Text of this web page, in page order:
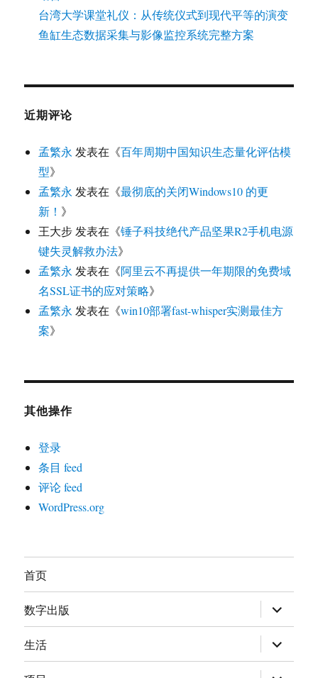
台湾大学课堂礼仪：从传统仪式到现代平等的演变
鱼缸生态数据采集与影像监控系统完整方案
近期评论
孟繁永 发表在《百年周期中国知识生态量化评估模
型》
孟繁永 发表在《最彻底的关闭Windows10 的更
新！ 》
王大步 发表在《锤子科技绝代产品坚果R2手机电源
键失灵解救办法》
孟繁永 发表在《阿里云不再提供一年期限的免费域
名SSL证书的应对策略》
孟繁永 发表在《win10部署fast-whisper实测最佳方
案》
其他操作
登录
条目 feed
评论 feed
WordPress.org
首页
数字出版 展
开
子
菜
单
生活 展
开
子
菜